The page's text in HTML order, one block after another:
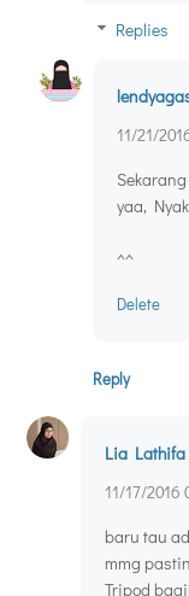
Replies
11/21/
yaa,
^^
Delete
Reply
Lia Lathifa
11/17/2016
baru tau
mmg
Tripod